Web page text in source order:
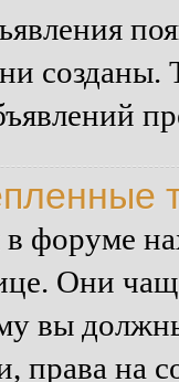
форуме
Они
вы
права на